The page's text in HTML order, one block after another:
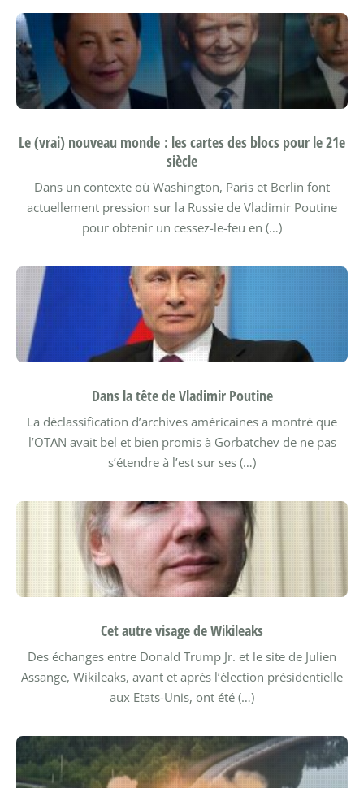
Le (vrai) nouveau monde : les cartes des blocs pour le 21e
siècle
Dans un contexte où Washington, Paris et Berlin font
actuellement pression sur la Russie de Vladimir Poutine
pour obtenir un cessez-le-feu en (…)
Dans la tête de Vladimir Poutine
La déclassification d’archives américaines a montré que
l’OTAN avait bel et bien promis à Gorbatchev de ne pas
s’étendre à l’est sur ses (…)
Cet autre visage de Wikileaks
Des échanges entre Donald Trump Jr. et le site de Julien
Assange, Wikileaks, avant et après l’élection présidentielle
aux Etats-Unis, ont été (…)